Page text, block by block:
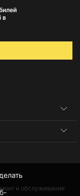
в
и обслуживание